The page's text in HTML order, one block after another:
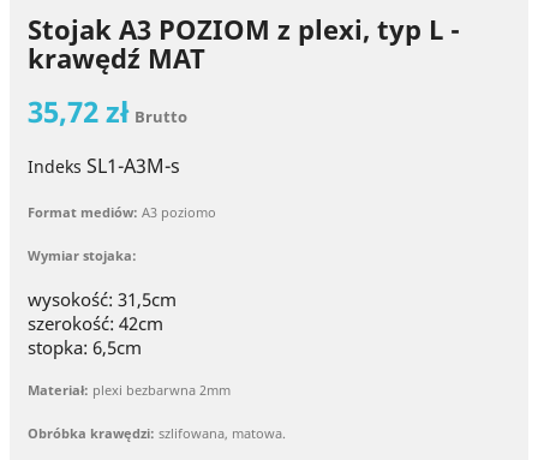
Stojak A3 POZIOM z plexi, typ L -
krawędź MAT
35,72 zł Brutto
Indeks SL1-A3M-s
Format mediów: A3 poziomo
Wymiar stojaka:
wysokość: 31,5cm
szerokość: 42cm
stopka: 6,5cm
Materiał: plexi bezbarwna 2mm
Obróbka krawędzi: szlifowana, matowa.